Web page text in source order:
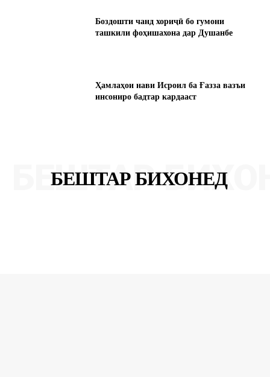
Боздошти чанд хориҷӣ бо гумони
ташкили фоҳишахона дар Душанбе
Ҳамлаҳои нави Исроил ба Ғазза вазъи
инсониро бадтар кардааст
БЕШТАР БИХОНЕД
БЕШТАР